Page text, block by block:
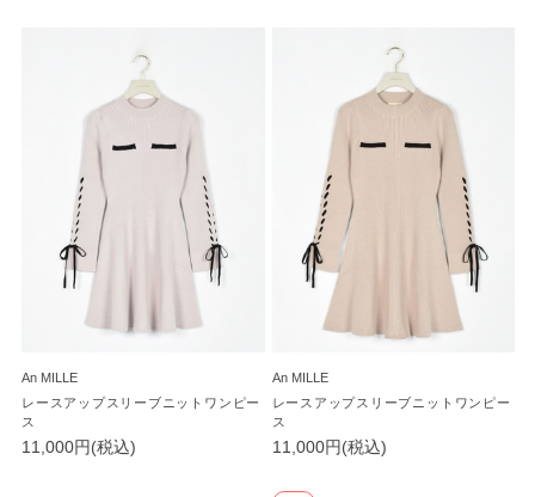
An MILLE
レースアップスリーブニットワンピー
ス
11,000円(税込)
An MILLE
レースアップスリーブニットワンピー
ス
11,000円(税込)